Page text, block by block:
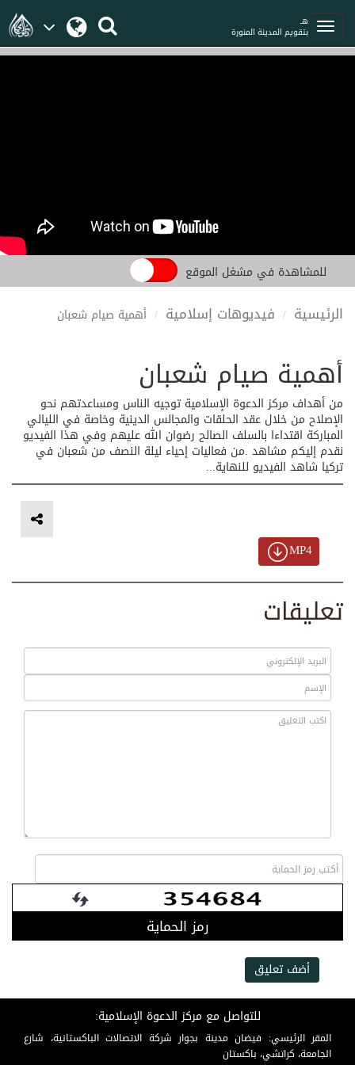
هـ
بتقويم المدينة المنورة
للمشاهدة في مشغل الموقع
الرئيسية فيديوهات إسلامية أهمية صيام شعبان
أهمية صيام شعبان
من أهداف مركز الدعوة الإسلامية توجيه الناس ومساعدتهم نحو
الإصلاح من خلال عقد الحلقات والمجالس الدينية وخاصة في الليالي
المباركة اقتداءا بالسلف الصالح رضوان الله عليهم وفي هذا الفيديو
نقدم إليكم مشاهد .من فعاليات إحياء ليلة النصف من شعبان في
تركيا شاهد الفيديو للنهاية...
MP4
تعليقات
رمز الحماية
أضف تعليق
للتواصل مع مركز الدعوة الإسلامية:
المقر الرئيسي: فيضان مدينة بجوار شركة الاتصالات الباكستانية، شارع
الجامعة، كراتشي، باكستان